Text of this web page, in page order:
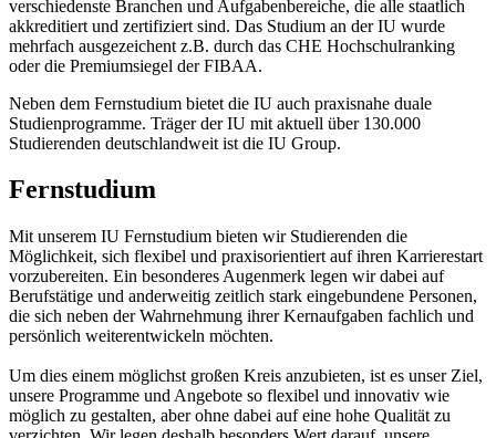
verschiedenste Branchen und Aufgabenbereiche, die alle staatlich
akkreditiert und zertifiziert sind. Das Studium an der IU wurde
mehrfach ausgezeichent z.B. durch das CHE Hochschulranking
oder die Premiumsiegel der FIBAA.
Neben dem Fernstudium bietet die IU auch praxisnahe duale
Studienprogramme. Träger der IU mit aktuell über 130.000
Studierenden deutschlandweit ist die IU Group.
Fernstudium
Mit unserem IU Fernstudium bieten wir Studierenden die
Möglichkeit, sich flexibel und praxisorientiert auf ihren Karrierestart
vorzubereiten. Ein besonderes Augenmerk legen wir dabei auf
Berufstätige und anderweitig zeitlich stark eingebundene Personen,
die sich neben der Wahrnehmung ihrer Kernaufgaben fachlich und
persönlich weiterentwickeln möchten.
Um dies einem möglichst großen Kreis anzubieten, ist es unser Ziel,
unsere Programme und Angebote so flexibel und innovativ wie
möglich zu gestalten, aber ohne dabei auf eine hohe Qualität zu